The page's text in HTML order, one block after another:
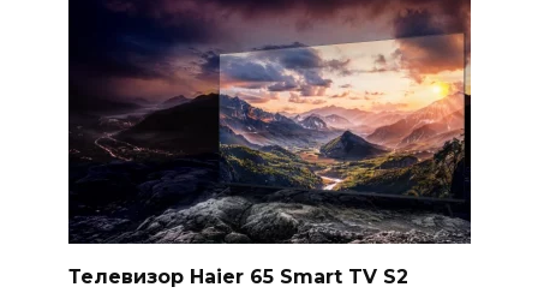
Телевизор Haier 65 Smart TV S2